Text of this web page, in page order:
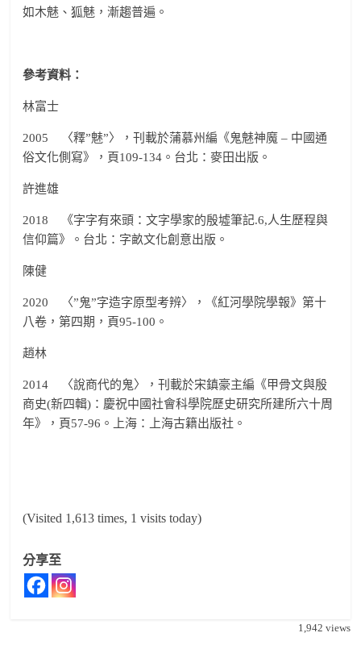
如木魅、狐魅，漸趨普遍。
參考資料：
林富士
2005 〈釋”魅”〉，刊載於蒲慕州編《鬼魅神魔 – 中國通
俗文化側寫》，頁109-134。台北：麥田出版。
許進雄
2018 《字字有來頭：文字學家的殷墟筆記.6,人生歷程與
信仰篇》。台北：字畝文化創意出版。
陳健
2020 〈”鬼”字造字原型考辨〉，《紅河學院學報》第十
八卷，第四期，頁95-100。
趙林
2014 〈說商代的鬼〉，刊載於宋鎮豪主編《甲骨文與殷
商史(新四輯)：慶祝中國社會科學院歷史研究所建所六十周
年》，頁57-96。上海：上海古籍出版社。
(Visited 1,613 times, 1 visits today)
分享至
1,942 views